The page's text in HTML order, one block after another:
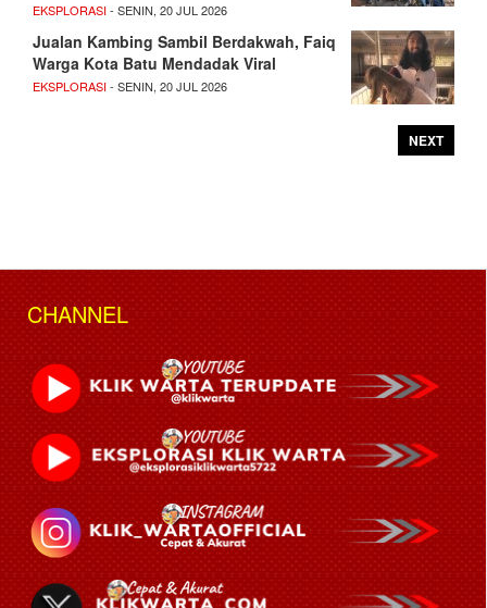
EKSPLORASI- SENIN, 20 JUL 2026
Jualan Kambing Sambil Berdakwah, Faiq
Warga Kota Batu Mendadak Viral
EKSPLORASI- SENIN, 20 JUL 2026
NEXT
CHANNEL